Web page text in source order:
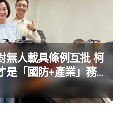
無人載具條例互批 柯
是「國防+產業」務